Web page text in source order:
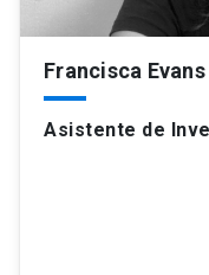
Francisca Evans
Asistente de